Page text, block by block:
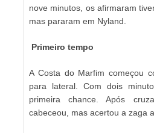
nove minutos, os afirmaram
mas pararam em Nyland.
Primeiro tempo
A Costa do Marfim começou
para lateral. Com dois
primeira chance. Após
cabeceou, mas acertou a zaga